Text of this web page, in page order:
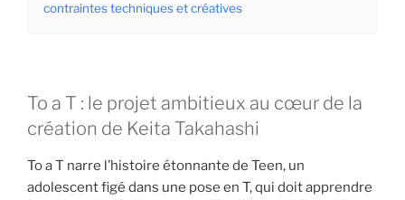
contraintes techniques et créatives
To a T : le projet ambitieux au cœur de la
création de Keita Takahashi
To a T narre l’histoire étonnante de Teen, un
adolescent figé dans une pose en T, qui doit apprendre